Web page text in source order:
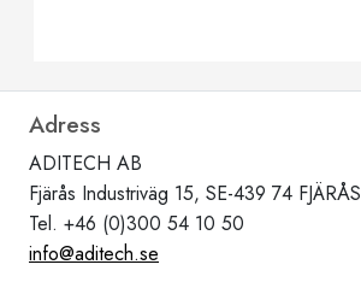
Adress
ADITECH AB
Fjärås Industriväg 15, SE-439 74 FJÄRÅS
Tel. +46 (0)300 54 10 50
info@aditech.se